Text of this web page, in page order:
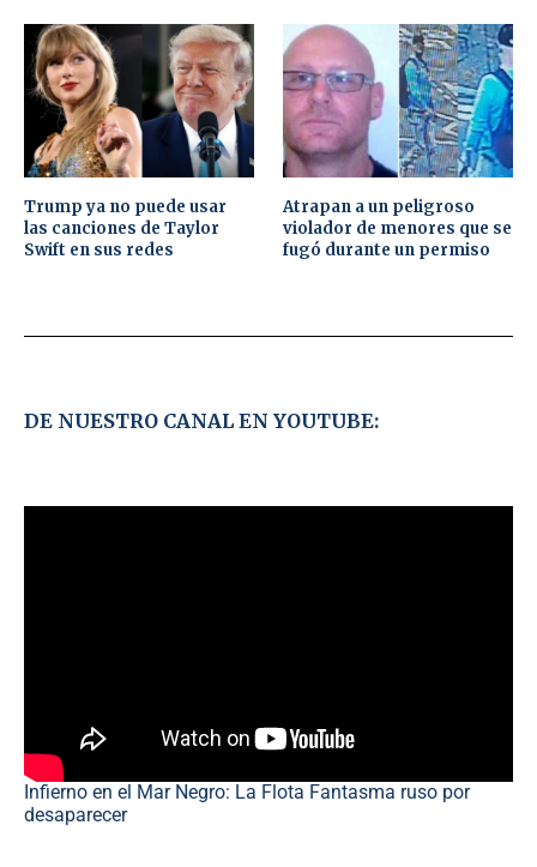
Trump ya no puede usar
las canciones de Taylor
Swift en sus redes
Atrapan a un peligroso
violador de menores que se
fugó durante un permiso
DE NUESTRO CANAL EN YOUTUBE:
Infierno en el Mar Negro: La Flota Fantasma ruso por
desaparecer